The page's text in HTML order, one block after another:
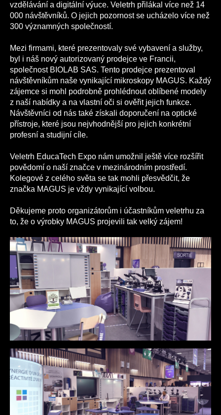
vzdělávání a digitální výuce. Veletrh přilákal více než 14
000 návštěvníků. O jejich pozornost se ucházelo více než
300 významných společností.
Mezi firmami, které prezentovaly své vybavení a služby,
byl i náš nový autorizovaný prodejce ve Francii,
společnost BIOLAB SAS. Tento prodejce prezentoval
návštěvníkům naše vynikající mikroskopy MAGUS. Každý
zájemce si mohl podrobně prohlédnout oblíbené modely
z naší nabídky a na vlastní oči si ověřit jejich funkce.
Návštěvníci od nás také získali doporučení na optické
přístroje, které jsou nejvhodnější pro jejich konkrétní
profesní a studijní cíle.
Veletrh EducaTech Expo nám umožnil ještě více rozšířit
povědomí o naší značce v mezinárodním prostředí.
Kolegové z celého světa se tak mohli přesvědčit, že
značka MAGUS je vždy vynikající volbou.
Děkujeme proto organizátorům i účastníkům veletrhu za
to, že o výrobky MAGUS projevili tak velký zájem!